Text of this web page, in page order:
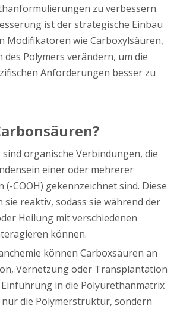
zu verbessern.
ist der strategische Einbau
Modifikatoren wie Carboxylsäuren,
des Polymers verändern, um die
Anforderungen besser zu
sind organische Verbindungen, die
einer oder mehrerer
COOH) gekennzeichnet sind. Diese
sie reaktiv, sodass sie während der
Heilung mit verschiedenen
können.
können Carboxsäuren an
Vernetzung oder Transplantation
in die Polyurethanmatrix
die Polymerstruktur, sondern